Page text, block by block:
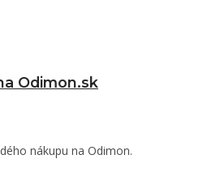
Odimon.sk
nákupu na Odimon.